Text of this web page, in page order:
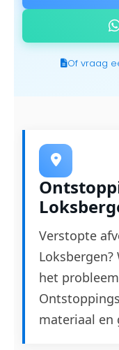
Of vraag
Verstopte
het
materiaal en